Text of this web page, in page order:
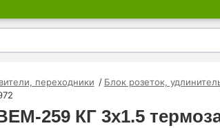
переходники Блок розеток,
259 КГ 3х1.5